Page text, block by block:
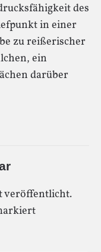
des
in einer
zu reißerischer
ein
darüber
veröffentlicht.